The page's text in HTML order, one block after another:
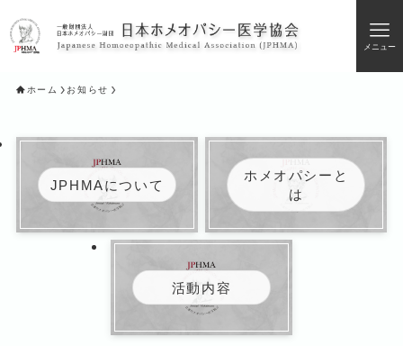
メニュー
ホーム お知らせ
JPHMAについて
ホメオパシーと
は
活動内容